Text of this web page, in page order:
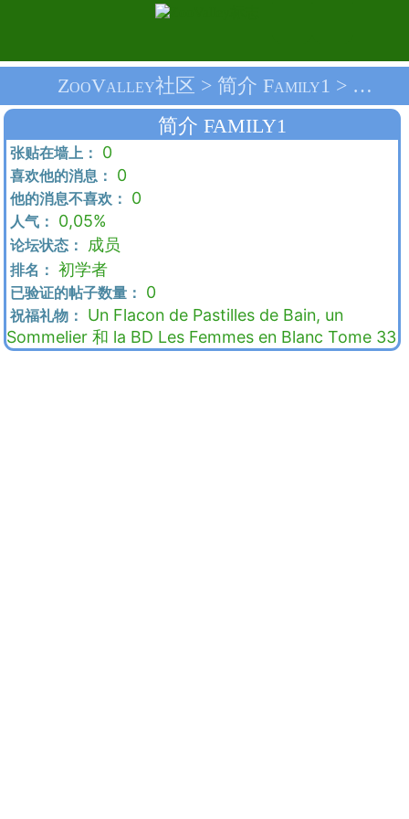
ZooValley社区 > 简介 Family1 > 首页
简介 FAMILY1
张贴在墙上： 0
喜欢他的消息： 0
他的消息不喜欢： 0
人气： 0,05%
论坛状态： 成员
排名： 初学者
已验证的帖子数量： 0
祝福礼物：
Un Flacon de Pastilles de Bain, un
Sommelier 和 la BD Les Femmes en Blanc Tome 33